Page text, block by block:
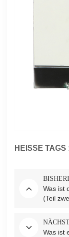
HEISSE TAGS
Was ist
(Teil
Was ist